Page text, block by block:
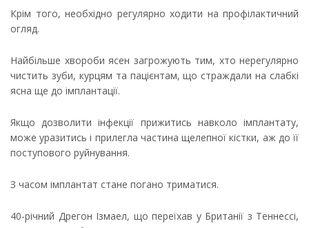
Крім того, необхідно регулярно ходити на профілактичний
огляд.
Найбільше хвороби ясен загрожують тим, хто нерегулярно
чистить зуби, курцям та пацієнтам, що страждали на слабкі
ясна ще до імплантації.
Якщо дозволити інфекції прижитись навколо імплантату,
може уразитись і прилегла частина щелепної кістки, аж до її
поступового руйнування.
З часом імплантат стане погано триматися.
40-річний Дрегон Ізмаел, що переїхав у Британії з Теннессі,